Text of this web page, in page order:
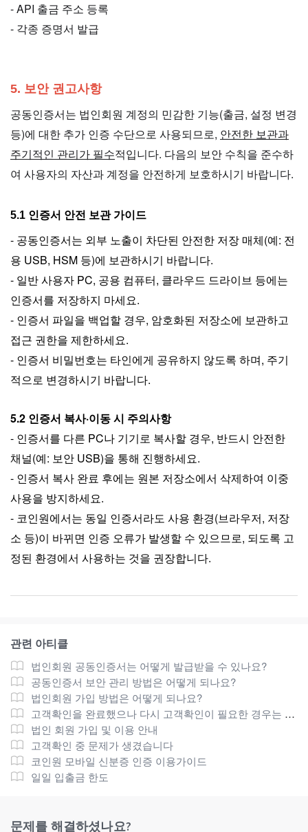
- API 출금 주소 등록
- 각종 증명서 발급
5. 보안 권고사항
공동인증서는 법인회원 계정의 민감한 기능(출금, 설정 변경
등)에 대한 추가 인증 수단으로 사용되므로, 안전한 보관과
주기적인 관리가 필수적입니다. 다음의 보안 수칙을 준수하
여 사용자의 자산과 계정을 안전하게 보호하시기 바랍니다.
5.1 인증서 안전 보관 가이드
- 공동인증서는 외부 노출이 차단된 안전한 저장 매체(예: 전
용 USB, HSM 등)에 보관하시기 바랍니다.
- 일반 사용자 PC, 공용 컴퓨터, 클라우드 드라이브 등에는
인증서를 저장하지 마세요.
- 인증서 파일을 백업할 경우, 암호화된 저장소에 보관하고
접근 권한을 제한하세요.
- 인증서 비밀번호는 타인에게 공유하지 않도록 하며, 주기
적으로 변경하시기 바랍니다.
5.2 인증서 복사·이동 시 주의사항
- 인증서를 다른 PC나 기기로 복사할 경우, 반드시 안전한
채널(예: 보안 USB)을 통해 진행하세요.
- 인증서 복사 완료 후에는 원본 저장소에서 삭제하여 이중
사용을 방지하세요.
- 코인원에서는 동일 인증서라도 사용 환경(브라우저, 저장
소 등)이 바뀌면 인증 오류가 발생할 수 있으므로, 되도록 고
정된 환경에서 사용하는 것을 권장합니다.
관련 아티클
법인회원 공동인증서는 어떻게 발급받을 수 있나요?
공동인증서 보안 관리 방법은 어떻게 되나요?
법인회원 가입 방법은 어떻게 되나요?
고객확인을 완료했으나 다시 고객확인이 필요한 경우는 무엇인가요?
법인 회원 가입 및 이용 안내
고객확인 중 문제가 생겼습니다
코인원 모바일 신분증 인증 이용가이드
일일 입출금 한도
문제를 해결하셨나요?